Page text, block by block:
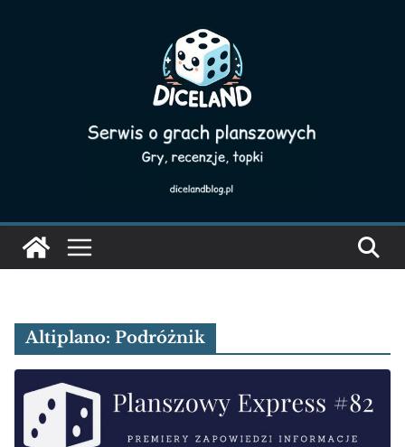
Altiplano: Podróżnik